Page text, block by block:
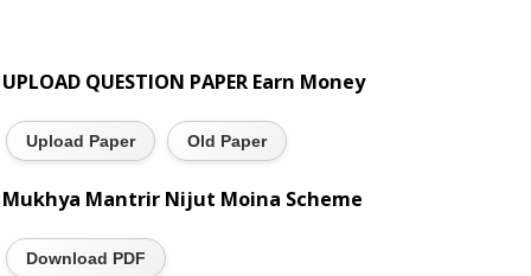
UPLOAD QUESTION PAPER Earn Money
Upload Paper Old Paper
Mukhya Mantrir Nijut Moina Scheme
Download PDF